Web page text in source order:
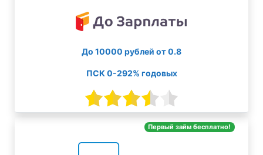
До 10000 рублей от 0.8
ПСК 0-292% годовых
Первый займ бесплатно!